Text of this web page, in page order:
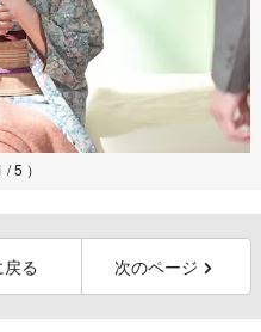
/ 5 ）
る 次のページ